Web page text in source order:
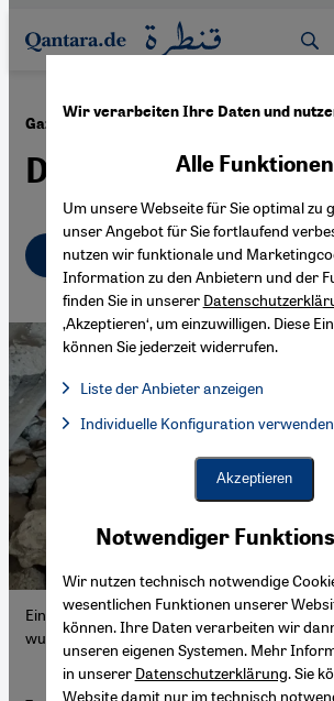
Direkt zum Inhalt springen
Gaza nach dem Krieg ·31.03.2026
Die verlorenen
Deutsch English عربي
Ein Foto von Asmaa al-Ghouls Schwester
wurde in den Trümmern ihres Hauses
Wir verarbeiten Ihre Daten und
Notwendiger
Wir nutzen technisch notwendige
wesentlichen Funktionen unserer
können. Ihre Daten verarbeiten wir
unseren eigenen Systemen. Mehr
in unserer Datenschutzerklärung. Sie
Website damit nur im technisch
Alle Funktionen
Um unsere Webseite für Sie optimal zu
unser Angebot für Sie fortlaufend
nutzen wir funktionale und
Information zu den Anbietern und der
finden Sie in unserer
‚Akzeptieren‘, um einzuwilligen. Diese
können Sie jederzeit widerrufen.
Liste der Anbieter anzeigen
Facebook Embed / Facebook Connect,
Facebook Embed / Facebook Connect
Google Maps Embed
Individuelle Konfiguration verwenden
Akzeptieren